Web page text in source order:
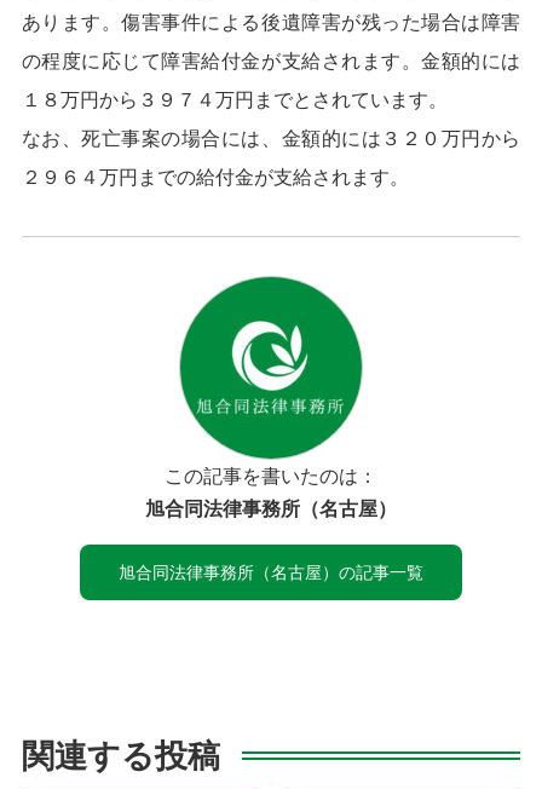
あります。傷害事件による後遺障害が残った場合は障害
の程度に応じて障害給付金が支給されます。金額的には
１８万円から３９７４万円までとされています。
なお、死亡事案の場合には、金額的には３２０万円から
２９６４万円までの給付金が支給されます。
この記事を書いたのは：
旭合同法律事務所（名古屋）
旭合同法律事務所（名古屋）の記事一覧
関連する投稿